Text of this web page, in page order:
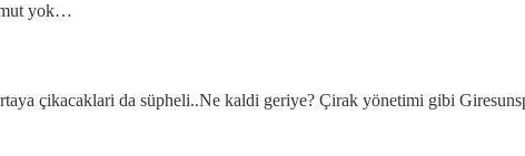
yok…
çikacaklari da süpheli..Ne kaldi geriye? Çirak yönetimi gibi